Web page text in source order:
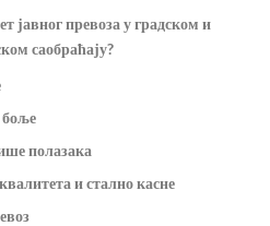
јавног превоза у градском и
саобраћају?
полазака
и стално касне